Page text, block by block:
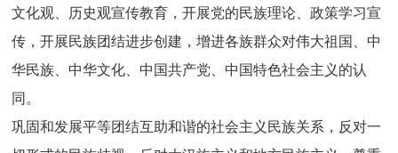
文化观、历史观宣传教育，开展党的民族理论、政策学习宣
传，开展民族团结进步创建，增进各族群众对伟大祖国、中
华民族、中华文化、中国共产党、中国特色社会主义的认
同。
巩固和发展平等团结互助和谐的社会主义民族关系，反对一